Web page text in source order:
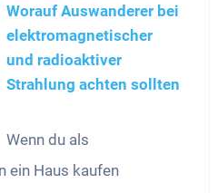
Worauf Auswanderer bei
elektromagnetischer
und radioaktiver
Strahlung achten sollten
Wenn du als
ein Haus kaufen